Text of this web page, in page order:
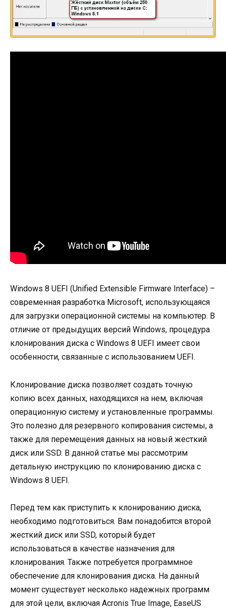
Windows 8 UEFI (Unified Extensible Firmware Interface) –
современная разработка Microsoft, использующаяся
для загрузки операционной системы на компьютер. В
отличие от предыдущих версий Windows, процедура
клонирования диска с Windows 8 UEFI имеет свои
особенности, связанные с использованием UEFI.
Клонирование диска позволяет создать точную
копию всех данных, находящихся на нем, включая
операционную систему и установленные программы.
Это полезно для резервного копирования системы, а
также для перемещения данных на новый жесткий
диск или SSD. В данной статье мы рассмотрим
детальную инструкцию по клонированию диска с
Windows 8 UEFI.
Перед тем как приступить к клонированию диска,
необходимо подготовиться. Вам понадобится второй
жесткий диск или SSD, который будет
использоваться в качестве назначения для
клонирования. Также потребуется программное
обеспечение для клонирования диска. На данный
момент существует несколько надежных программ
для этой цели, включая Acronis True Image, EaseUS